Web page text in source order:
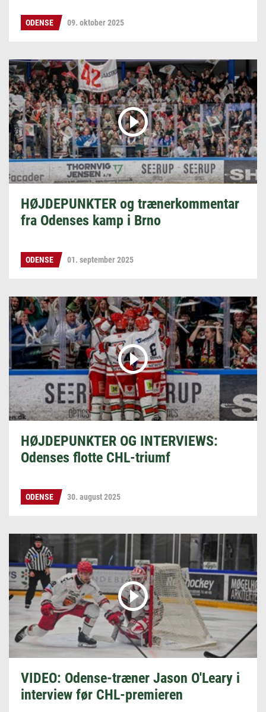
ODENSE 09. oktober 2025
HØJDEPUNKTER og trænerkommentar
fra Odenses kamp i Brno
ODENSE 01. september 2025
HØJDEPUNKTER OG INTERVIEWS:
Odenses flotte CHL-triumf
ODENSE 30. august 2025
VIDEO: Odense-træner Jason O'Leary i
interview før CHL-premieren